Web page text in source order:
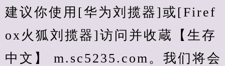
建议你使用[华为刘揽器]或[Firef
ox火狐刘揽器]访问并收蔵【生存
中文】 m.sc5235.com。我们将会